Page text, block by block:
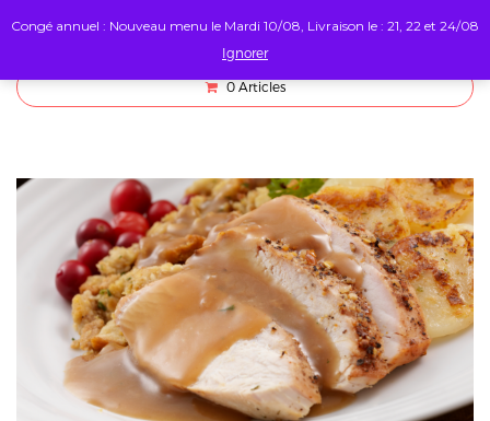
0 Articles
Congé annuel : Nouveau menu le Mardi 10/08, Livraison le : 21, 22 et 24/08
Ignorer